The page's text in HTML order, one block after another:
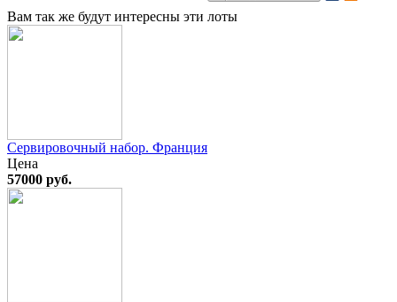
Вам так же будут интересны эти лоты
Сервировочный набор. Франция
Цена
57000 руб.